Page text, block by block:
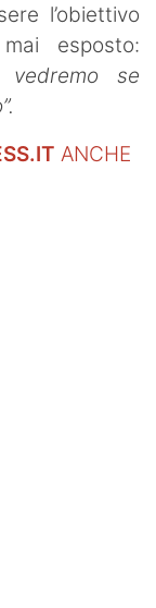
l’obiettivo
esposto:
vedremo se
ANCHE